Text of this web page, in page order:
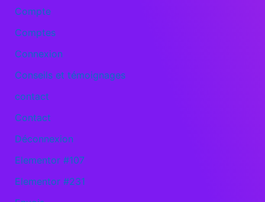
Compte
Comptes
Connexion
Conseils et témoignages
contact
Contact
Déconnexion
Elementor #107
Elementor #231